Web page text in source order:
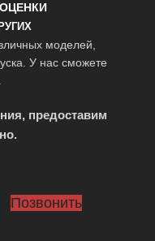
моделей,
У нас сможете
предоставим
Позвонить